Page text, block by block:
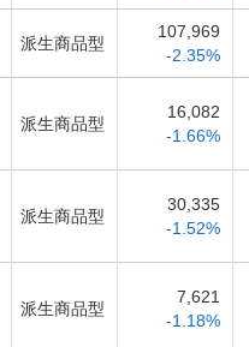
派生商品型
107,969
-2.35%
派生商品型
16,082
-1.66%
派生商品型
30,335
-1.52%
派生商品型
7,621
-1.18%